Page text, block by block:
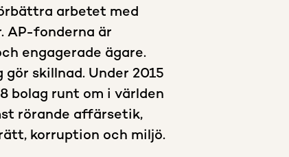
arbetet med
AP-fonderna är
engagerade ägare.
skillnad. Under 2015
bolag runt om i världen
rörande affärsetik,
korruption och miljö.